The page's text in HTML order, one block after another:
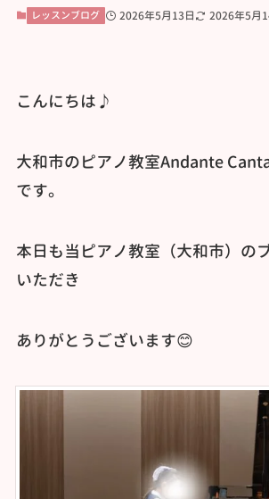
レッスンブログ 2026年5月13日 2026年5月
こんにちは♪
大和市のピアノ教室Andante
です。
本日も当ピアノ教室（大和市）の
いただき
ありがとうございます😊